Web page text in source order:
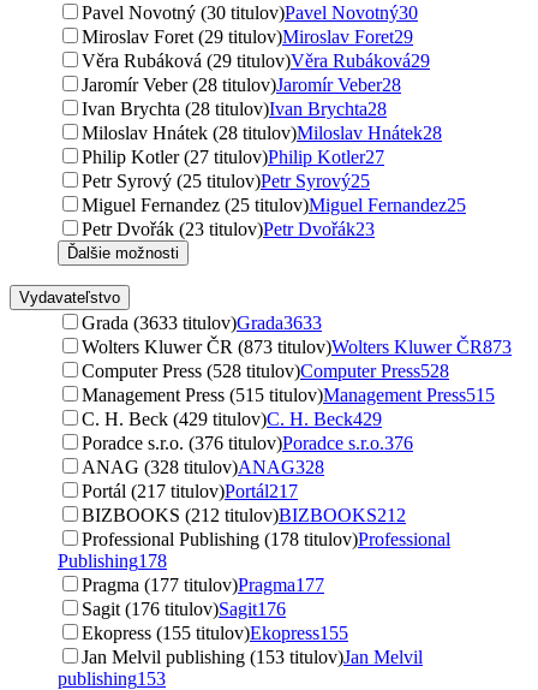
Pavel Novotný (30 titulov)Pavel Novotný30
Miroslav Foret (29 titulov)Miroslav Foret29
Věra Rubáková (29 titulov)Věra Rubáková29
Jaromír Veber (28 titulov)Jaromír Veber28
Ivan Brychta (28 titulov)Ivan Brychta28
Miloslav Hnátek (28 titulov)Miloslav Hnátek28
Philip Kotler (27 titulov)Philip Kotler27
Petr Syrový (25 titulov)Petr Syrový25
Miguel Fernandez (25 titulov)Miguel Fernandez25
Petr Dvořák (23 titulov)Petr Dvořák23
Ďalšie možnosti
Vydavateľstvo
Grada (3633 titulov)Grada3633
Wolters Kluwer ČR (873 titulov)Wolters Kluwer ČR873
Computer Press (528 titulov)Computer Press528
Management Press (515 titulov)Management Press515
C. H. Beck (429 titulov)C. H. Beck429
Poradce s.r.o. (376 titulov)Poradce s.r.o.376
ANAG (328 titulov)ANAG328
Portál (217 titulov)Portál217
BIZBOOKS (212 titulov)BIZBOOKS212
Professional Publishing (178 titulov)Professional
Publishing178
Pragma (177 titulov)Pragma177
Sagit (176 titulov)Sagit176
Ekopress (155 titulov)Ekopress155
Jan Melvil publishing (153 titulov)Jan Melvil
publishing153